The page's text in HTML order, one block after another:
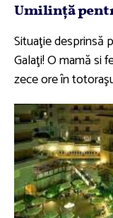
Umilinţă
Situaţie desprinsă
Galaţi! O mamă si
zece ore în